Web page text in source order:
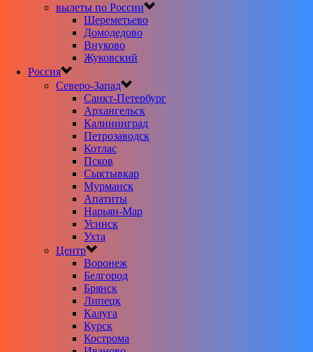
вылеты по России
Шереметьево
Домодедово
Внуково
Жуковский
Россия
Северо-Запад
Санкт-Петербург
Архангельск
Калининград
Петрозаводск
Котлас
Псков
Сыктывкар
Мурманск
Апатиты
Нарьян-Мар
Усинск
Ухта
Центр
Воронеж
Белгород
Брянск
Липецк
Калуга
Курск
Кострома